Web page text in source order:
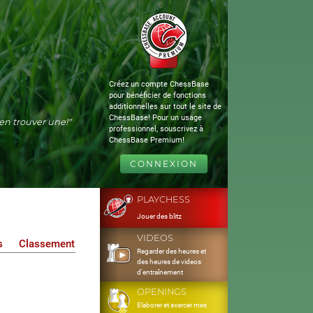
trouver une!"
Créez un compte ChessBase
pour bénéficier de fonctions
additionnelles sur tout le site de
ChessBase! Pour un usage
professionnel, souscrivez à
ChessBase Premium!
CONNEXION
Classement
PLAYCHESS
Jouer des blitz
VIDEOS
Regarder des heures et
des heures de videos
d'entraînement
OPENINGS
Elaborer et exercer mes